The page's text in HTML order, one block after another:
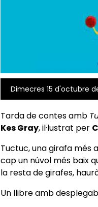
Dimecres 15 d'octubre
Tarda de contes amb
Kes Gray, il·lustrat per
Tuctuc, una girafa més
cap un núvol més baix
la resta de girafes,
Un llibre amb